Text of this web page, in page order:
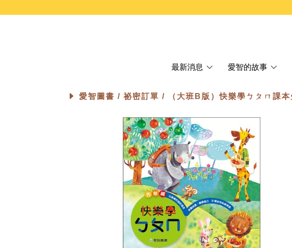
最新消息 愛智的故事
愛智圖書 / 祕密訂單/ （大班B版）快樂學ㄅㄆㄇ課本